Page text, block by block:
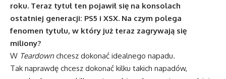
roku. Teraz tytuł ten pojawił się na konsolach
ostatniej generacji: PS5 i XSX. Na czym polega
fenomen tytułu, w który już teraz zagrywają się
miliony?
W Teardown chcesz dokonać idealnego napadu.
Tak naprawdę chcesz dokonać kilku takich napadów,